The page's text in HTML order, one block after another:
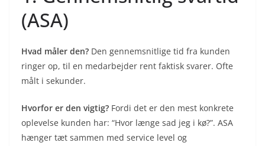
(ASA)
Hvad måler den? Den gennemsnitlige tid fra kunden
ringer op, til en medarbejder rent faktisk svarer. Ofte
målt i sekunder.
Hvorfor er den vigtig? Fordi det er den mest konkrete
oplevelse kunden har: “Hvor længe sad jeg i kø?”. ASA
hænger tæt sammen med service level og